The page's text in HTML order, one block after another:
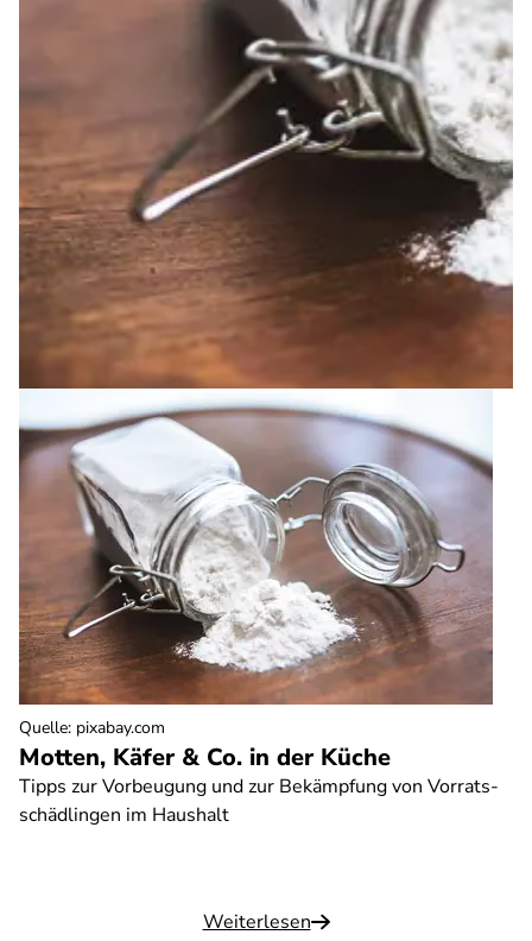
Motten, Käfer & Co. in der Küche
Tipps zur Vorbeugung und zur Bekämpfung von Vorrats-
schädlingen im Haushalt
Weiterlesen
Quelle: pixabay.com